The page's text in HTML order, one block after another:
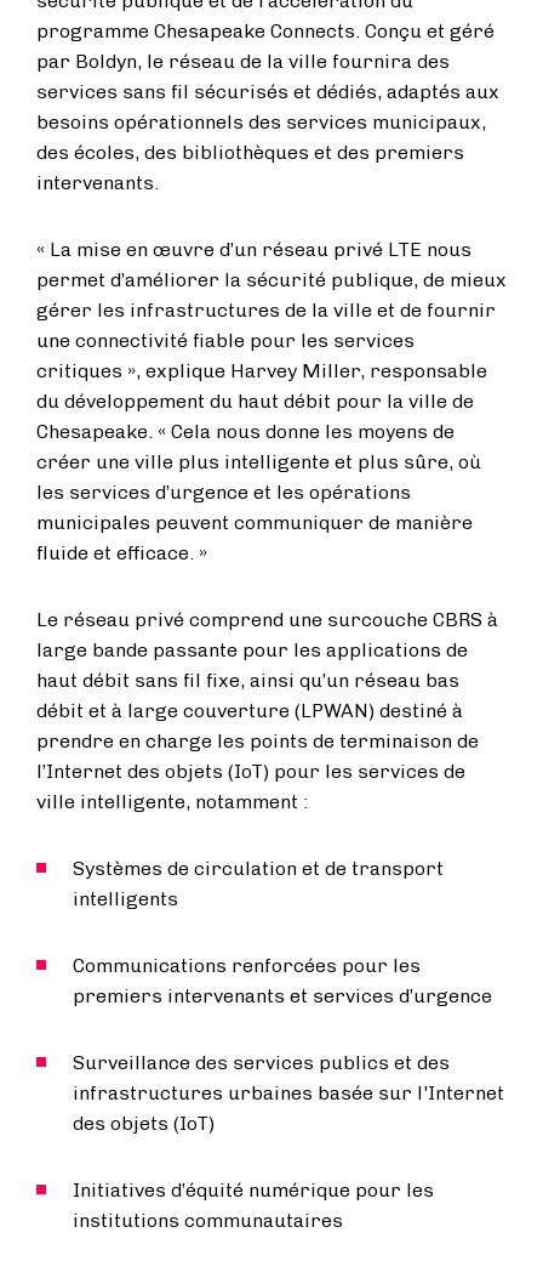
programme Chesapeake Connects. Conçu et géré
par Boldyn, le réseau de la ville fournira des
services sans fil sécurisés et dédiés, adaptés aux
besoins opérationnels des services municipaux,
des écoles, des bibliothèques et des premiers
intervenants.
« La mise en œuvre d’un réseau privé LTE nous
permet d’améliorer la sécurité publique, de mieux
gérer les infrastructures de la ville et de fournir
une connectivité fiable pour les services
critiques », explique Harvey Miller, responsable
du développement du haut débit pour la ville de
Chesapeake. « Cela nous donne les moyens de
créer une ville plus intelligente et plus sûre, où
les services d’urgence et les opérations
municipales peuvent communiquer de manière
fluide et efficace. »
Le réseau privé comprend une surcouche CBRS à
large bande passante pour les applications de
haut débit sans fil fixe, ainsi qu’un réseau bas
débit et à large couverture (LPWAN) destiné à
prendre en charge les points de terminaison de
l’Internet des objets (IoT) pour les services de
ville intelligente, notamment :
Systèmes de circulation et de transport
intelligents
Communications renforcées pour les
premiers intervenants et services d’urgence
Surveillance des services publics et des
infrastructures urbaines basée sur l'Internet
des objets (IoT)
Initiatives d’équité numérique pour les
institutions communautaires